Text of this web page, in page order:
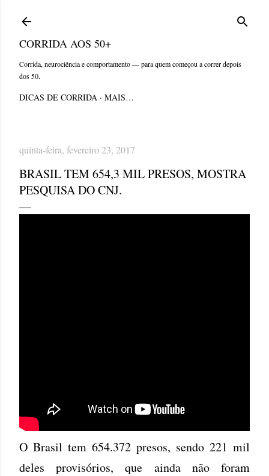
CORRIDA AOS 50+
Corrida, neurociência e comportamento — para quem começou a correr depois
dos 50.
DICAS DE CORRIDA MAIS…
quinta-feira, fevereiro 23, 2017
BRASIL TEM 654,3 MIL PRESOS, MOSTRA
PESQUISA DO CNJ.
O Brasil tem 654.372 presos, sendo 221 mil
deles provisórios, que ainda não foram